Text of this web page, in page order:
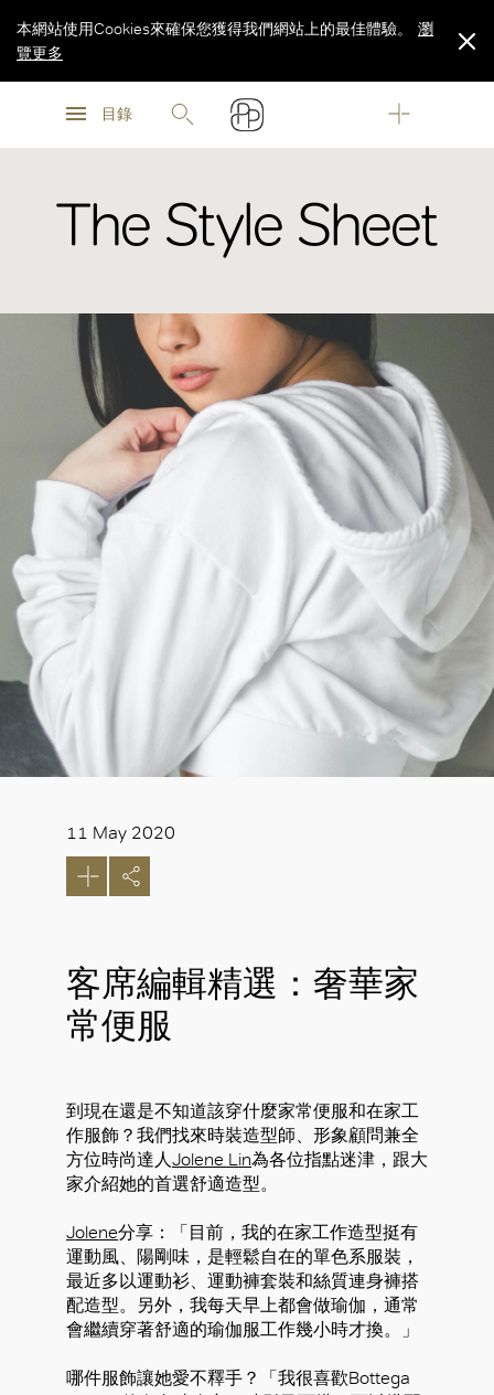
瀏
目錄
本網站使用Cookies來確保您獲得我們網站上的最佳體驗。
瀏
覽更多
The Style Sheet
11 May 2020
客席編輯精選：奢華家
常便服
到現在還是不知道該穿什麼家常便服和在家工
作服飾？我們找來時裝造型師、形象顧問兼全
方位時尚達人Jolene Lin為各位指點迷津，跟大
家介紹她的首選舒適造型。
Jolene分享：「目前，我的在家工作造型挺有
運動風、陽剛味，是輕鬆自在的單色系服裝，
最近多以運動衫、運動褲套裝和絲質連身褲搭
配造型。另外，我每天早上都會做瑜伽，通常
會繼續穿著舒適的瑜伽服工作幾小時才換。」
哪件服飾讓她愛不釋手？「我很喜歡Bottega